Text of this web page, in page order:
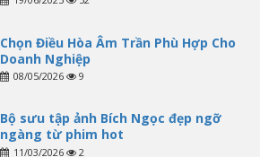
Chọn Điều Hòa Âm Trần Phù Hợp Cho
Doanh Nghiệp
08/05/2026 9
Bộ sưu tập ảnh Bích Ngọc đẹp ngỡ
ngàng từ phim hot
11/03/2026 2